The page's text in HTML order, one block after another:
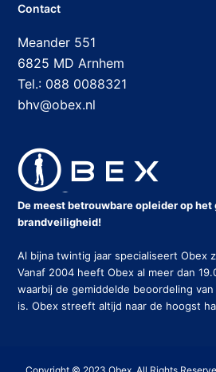
Contact
Meander 551
6825 MD Arnhem
Tel.: 088 0088321
bhv@obex.nl
De meest betrouwbare opleider op het
brandveiligheid!
Al bijna twintig jaar specialiseert Obex
Vanaf 2004 heeft Obex al meer dan
waarbij de gemiddelde beoordeling
is. Obex streeft altijd naar de hoogst